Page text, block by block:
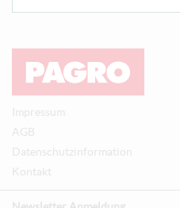
Impressum
AGB
Datenschutzinformation
Kontakt